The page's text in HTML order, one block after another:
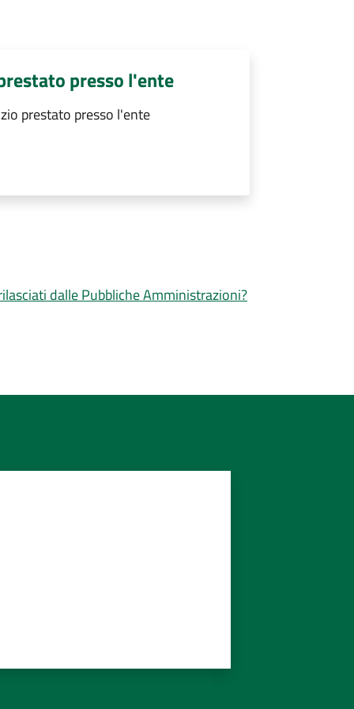
presso l'ente
prestato presso l'ente
dalle Pubbliche Amministrazioni?